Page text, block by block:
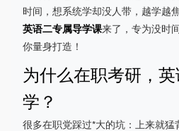
时间，想系统学却没人带，越学越
英语二专属导学课来了，专为没时
你量身打造！
为什么在职考研，
学？
很多在职党踩过*大的坑：上来就